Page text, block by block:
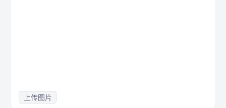
上传图片